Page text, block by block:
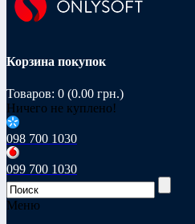
Корзина покупок
Товаров: 0 (0.00 грн.)
Ничего не куплено!
098 700 1030
099 700 1030
Меню